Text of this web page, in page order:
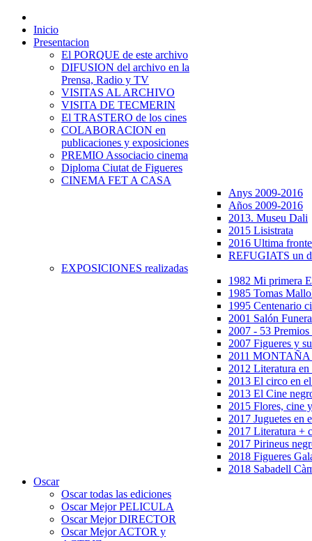
Inicio
Presentacion
El PORQUE de este archivo
DIFUSION del archivo en la
Prensa, Radio y TV
VISITAS AL ARCHIVO
VISITA DE TECMERIN
El TRASTERO de los cines
COLABORACION en
publicaciones y exposiciones
PREMIO Associacio cinema
Diploma Ciutat de Figueres
CINEMA FET A CASA
Anys 2009-2016
Años 2009-2016
2013. Museu Dali
2015 Lisistrata
2016 Ultima
REFUGIATS un
EXPOSICIONES realizadas
1982 Mi primera
1985 Tomas
1995 Centenario
2001 Salón
2007 - 53 Premios
2007 Figueres y
2011 MONTAÑA
2012 Literatura en
2013 El circo en
2013 El Cine
2015 Flores, cine
2017 Juguetes en
2017 Literatura +
2017 Pirineus
2018 Figueres
2018 Sabadell
Oscar
Oscar todas las ediciones
Oscar Mejor PELICULA
Oscar Mejor DIRECTOR
Oscar Mejor ACTOR y